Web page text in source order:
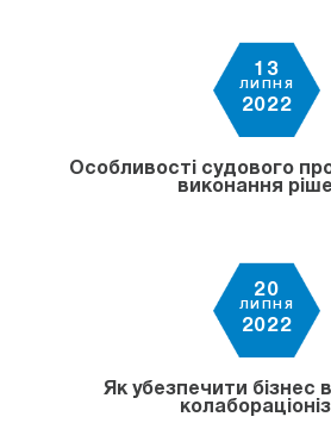
13
ЛИПНЯ
2022
Особливості судового
виконання
20
ЛИПНЯ
2022
Як убезпечити бізнес